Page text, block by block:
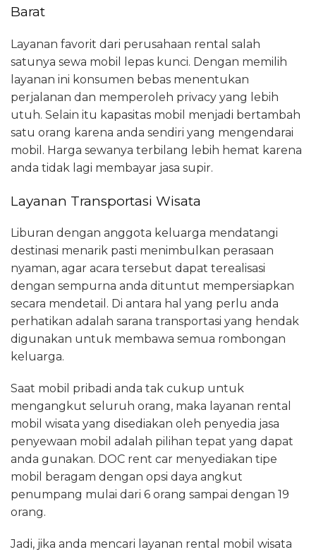
Barat
Layanan favorit dari perusahaan rental salah
satunya sewa mobil lepas kunci. Dengan memilih
layanan ini konsumen bebas menentukan
perjalanan dan memperoleh privacy yang lebih
utuh. Selain itu kapasitas mobil menjadi bertambah
satu orang karena anda sendiri yang mengendarai
mobil. Harga sewanya terbilang lebih hemat karena
anda tidak lagi membayar jasa supir.
Layanan Transportasi Wisata
Liburan dengan anggota keluarga mendatangi
destinasi menarik pasti menimbulkan perasaan
nyaman, agar acara tersebut dapat terealisasi
dengan sempurna anda dituntut mempersiapkan
secara mendetail. Di antara hal yang perlu anda
perhatikan adalah sarana transportasi yang hendak
digunakan untuk membawa semua rombongan
keluarga.
Saat mobil pribadi anda tak cukup untuk
mengangkut seluruh orang, maka layanan rental
mobil wisata yang disediakan oleh penyedia jasa
penyewaan mobil adalah pilihan tepat yang dapat
anda gunakan. DOC rent car menyediakan tipe
mobil beragam dengan opsi daya angkut
penumpang mulai dari 6 orang sampai dengan 19
orang.
Jadi, jika anda mencari layanan rental mobil wisata